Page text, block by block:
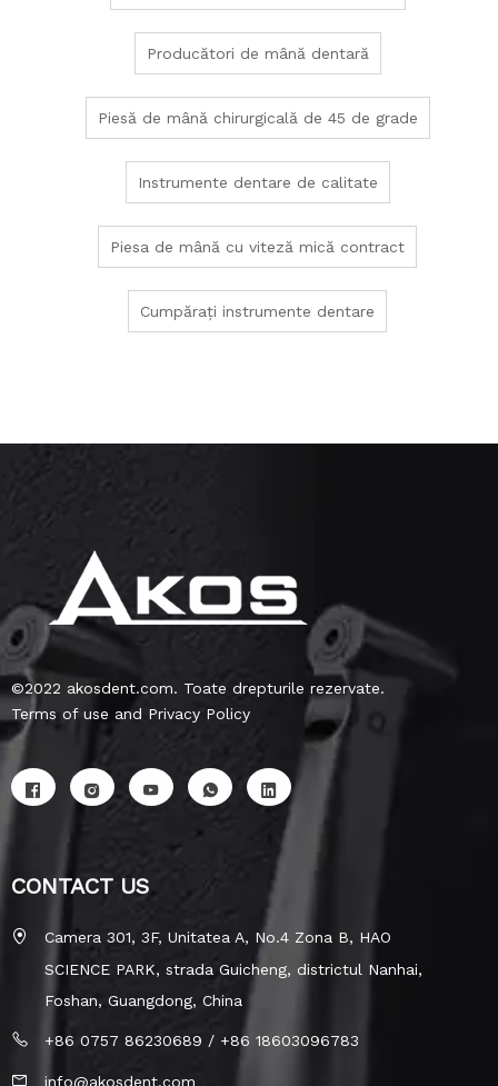
Producători de mână dentară
Piesă de mână chirurgicală de 45 de grade
Instrumente dentare de calitate
Piesa de mână cu viteză mică contract
Cumpărați instrumente dentare
©2022 akosdent.com. Toate drepturile rezervate.
Terms of use and Privacy Policy
CONTACT US
Camera 301, 3F, Unitatea A, No.4 Zona B, HAO
SCIENCE PARK, strada Guicheng, districtul Nanhai,
Foshan, Guangdong, China
+86 0757 86230689 / +86 18603096783
info@akosdent.com